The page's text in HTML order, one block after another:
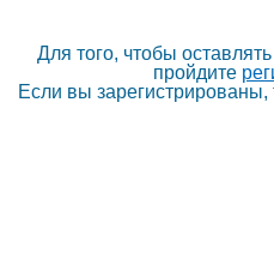
Для того, чтобы
пройдите
Если вы